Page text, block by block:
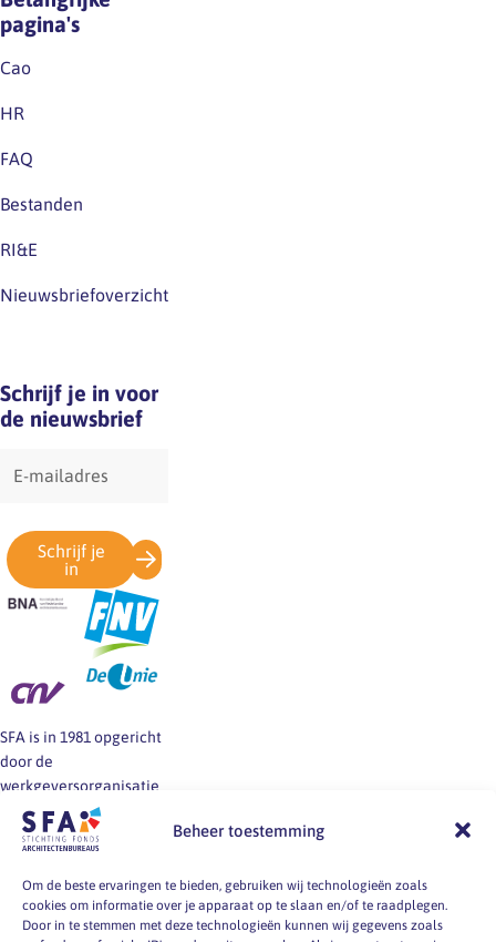
Beheer toestemming
Om de beste ervaringen te bieden, gebruiken wij technologieën zoals
cookies om informatie over je apparaat op te slaan en/of te raadplegen.
Door in te stemmen met deze technologieën kunnen wij gegevens zoals
pagina's
Cao
HR
FAQ
Bestanden
RI&E
Nieuwsbriefoverzicht
Schrijf je in voor
de nieuwsbrief
mailadres
Schrijf je
in
SFA is in 1981 opgericht
door de
werkgeversorganisatie
BNA en de vakbonden
FNV, CNV en De Unie.
werkgevers en
werknemers van
architectenbureaus bij